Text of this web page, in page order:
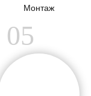
Монтаж
05